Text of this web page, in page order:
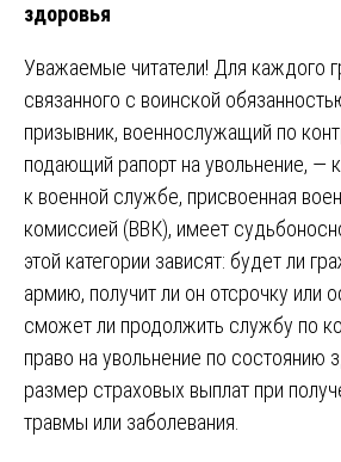
здоровья
Уважаемые читатели! Для каждого
связанного с воинской
призывник, военнослужащий по
подающий рапорт на увольнение, —
к военной службе, присвоенная
комиссией (ВВК), имеет
этой категории зависят: будет ли
армию, получит ли он отсрочку или
сможет ли продолжить службу по
право на увольнение по состоянию
размер страховых выплат при
травмы или заболевания.